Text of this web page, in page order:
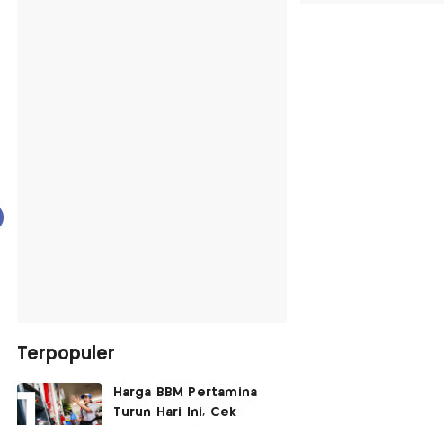
Terpopuler
Harga BBM Pertamina
Turun Hari Ini, Cek